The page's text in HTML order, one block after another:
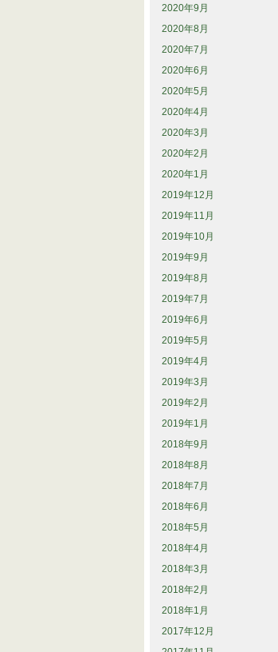
2020年9月
2020年8月
2020年7月
2020年6月
2020年5月
2020年4月
2020年3月
2020年2月
2020年1月
2019年12月
2019年11月
2019年10月
2019年9月
2019年8月
2019年7月
2019年6月
2019年5月
2019年4月
2019年3月
2019年2月
2019年1月
2018年9月
2018年8月
2018年7月
2018年6月
2018年5月
2018年4月
2018年3月
2018年2月
2018年1月
2017年12月